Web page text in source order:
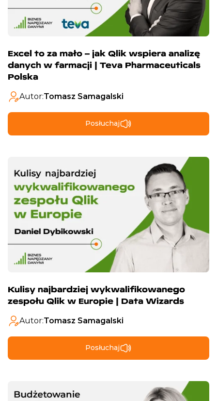
Excel to za mało – jak Qlik wspiera analizę
danych w farmacji | Teva Pharmaceuticals
Polska
Autor:Tomasz Samagalski
Posłuchaj
Kulisy najbardziej wykwalifikowanego
zespołu Qlik w Europie | Data Wizards
Autor:Tomasz Samagalski
Posłuchaj